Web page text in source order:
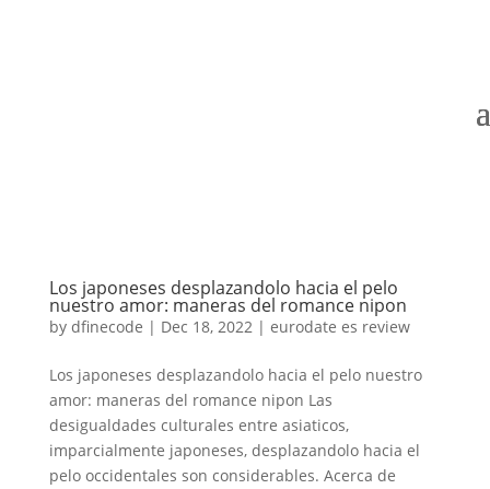
Los japoneses desplazandolo hacia el pelo
nuestro amor: maneras del romance nipon
by dfinecode | Dec 18, 2022| eurodate es review
Los japoneses desplazandolo hacia el pelo nuestro
amor: maneras del romance nipon Las
desigualdades culturales entre asiaticos,
imparcialmente japoneses, desplazandolo hacia el
pelo occidentales son considerables. Acerca de